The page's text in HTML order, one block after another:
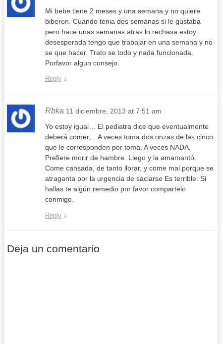
Mi bebe tiene 2 meses y una semana y no quiere
biberon. Cuando tenia dos semanas si le gustaba
pero hace unas semanas atras lo rechasa estoy
desesperada tengo que trabajar en una semana y no
se que hacer. Trato se todo y nada funcionada.
Porfavor algun consejo.
Reply ↓
Rbka 11 diciembre, 2013 at 7:51 am
Yo estoy igual… El pediatra dice que eventualmente
deberá comer… A veces toma dos onzas de las cinco
que le corresponden por toma. A veces NADA.
Prefiere morir de hambre. Llego y la amamantó.
Come cansada, de tanto llorar, y come mal porque se
atraganta por la urgencia de saciarse Es terrible. Si
hallas te algún remedio por favor compartelo
conmigo.
Reply ↓
Deja un comentario